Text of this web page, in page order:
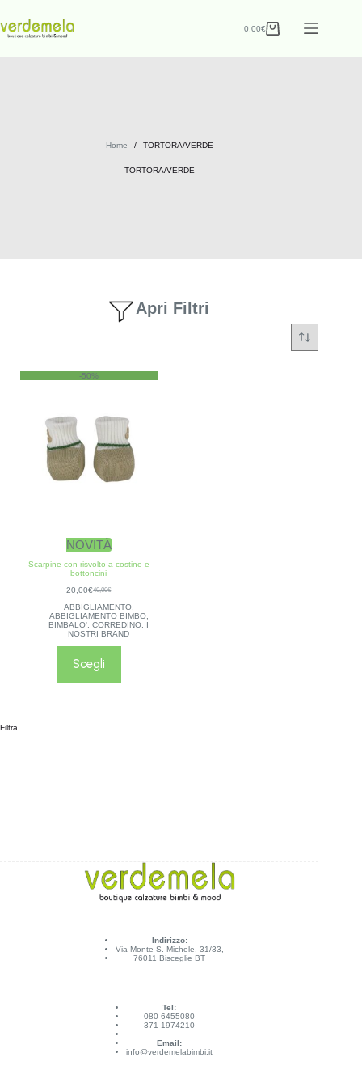
0,00€
Home / TORTORA/VERDE
TORTORA/VERDE
Apri Filtri
-50%
NOVITÀ
Scarpine con risvolto a costine e
bottoncini
40,00€
20,00€
ABBIGLIAMENTO,
ABBIGLIAMENTO BIMBO,
BIMBALO' ,CORREDINO
I
NOSTRI BRAND
Scegli
Filtra
Indirizzo:
Via Monte S. Michele, 31/33,
76011 Bisceglie BT
Tel:
080 6455080
371 1974210
Email:
info@verdemelabimbi.it